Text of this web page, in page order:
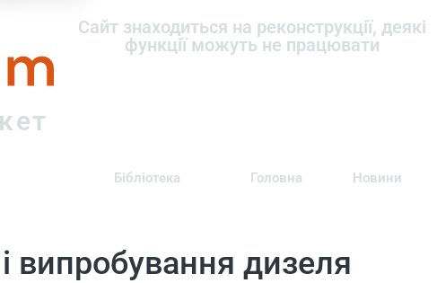
Сайт знаходиться на реконструкції, деякі
функції можуть не працювати
Бібліотека Головна Новини
випробування дизеля